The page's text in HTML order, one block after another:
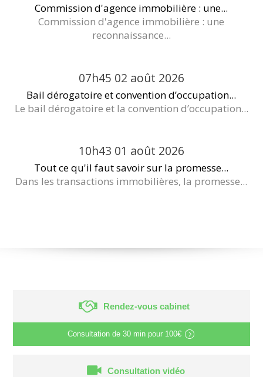
Commission d'agence immobilière : une...
Commission d'agence immobilière : une
reconnaissance...
07h45 02 août 2026
Bail dérogatoire et convention d’occupation...
Le bail dérogatoire et la convention d’occupation...
10h43 01 août 2026
Tout ce qu'il faut savoir sur la promesse...
Dans les transactions immobilières, la promesse...
Rendez-vous cabinet
Consultation de 30 min pour 100€
Consultation vidéo